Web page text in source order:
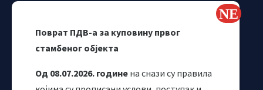
Поврат ПДВ-а за куповину првог
стамбеног објекта
Од 08.07.2026. године на снази су правила
Одјељење за макроекономску анализу